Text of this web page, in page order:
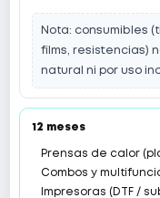
Nota: consumibles
films, resistencias)
natural ni por uso
12 meses
Prensas de calor
Combos y
Impresoras (DTF /